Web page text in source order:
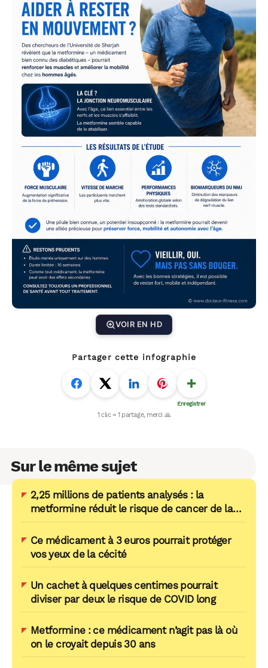
VOIR EN HD
Partager cette infographie
Sur le même sujet
2,25 millions de patients analysés : la
metformine réduit le risque de cancer de la
prostate
Ce médicament à 3 euros pourrait protéger
vos yeux de la cécité
Un cachet à quelques centimes pourrait
diviser par deux le risque de COVID long
Metformine : ce médicament n’agit pas là où
on le croyait depuis 30 ans